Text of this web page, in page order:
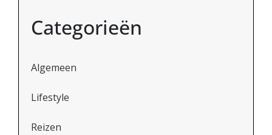
Categorieën
Algemeen
Lifestyle
Reizen